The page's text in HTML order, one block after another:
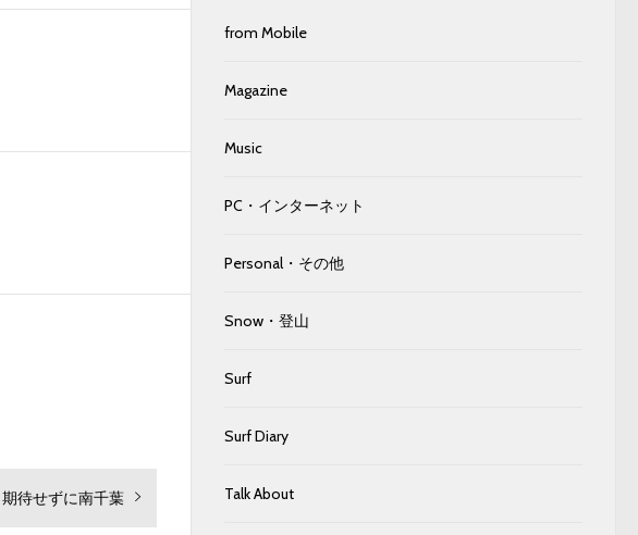
次
期待せずに南千葉
from Mobile
Magazine
Music
PC・インターネット
Personal・その他
Snow・登山
Surf
Surf Diary
Talk About